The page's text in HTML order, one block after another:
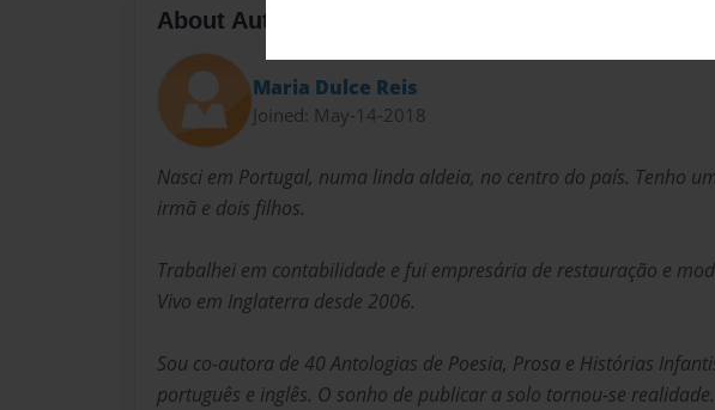
About Author
Maria Dulce Reis
Joined: May-14-2018
Nasci em Portugal, numa linda aldeia, no centro do país. Tenho
irmã e dois filhos.
Trabalhei em contabilidade e fui empresária de restauração e
Vivo em Inglaterra desde 2006.
Sou co-autora de 40 Antologias de Poesia, Prosa e Histórias
português e inglês. O sonho de publicar a solo tornou-se realidade.